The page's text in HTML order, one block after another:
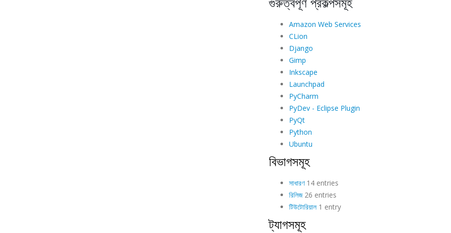
Amazon Web Services
CLion
Django
Gimp
Inkscape
Launchpad
PyCharm
PyDev - Eclipse Plugin
PyQt
Python
Ubuntu
বিভাগসমূহ
সাধারণ14 entries
রিলিজ26 entries
টিউটোরিয়াল1 entry
ট্যাগসমূহ